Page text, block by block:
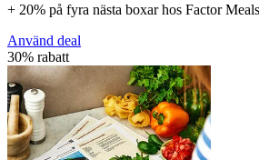
+ 20% på fyra nästa boxar hos Factor Meals
Använd deal
30% rabatt